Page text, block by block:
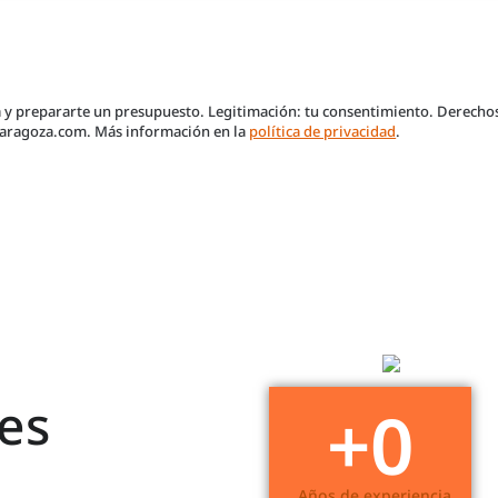
prepararte un presupuesto. Legitimación: tu consentimiento.
Más información en la política de privacidad.
+30